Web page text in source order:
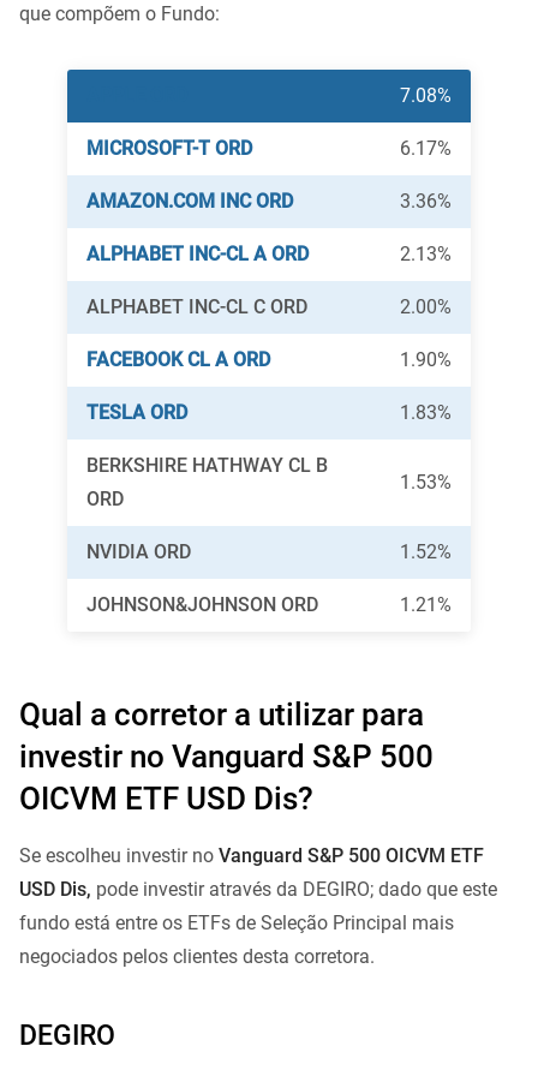
que compõem o Fundo:
7.08%
MICROSOFT-T ORD 6.17%
AMAZON.COM INC ORD 3.36%
ALPHABET INC-CL A ORD 2.13%
ALPHABET INC-CL C ORD 2.00%
FACEBOOK CL A ORD 1.90%
TESLA ORD 1.83%
BERKSHIRE HATHWAY CL B
ORD
1.53%
NVIDIA ORD 1.52%
JOHNSON&JOHNSON ORD 1.21%
Qual a corretor a utilizar para
investir no Vanguard S&P 500
OICVM ETF USD Dis?
Se escolheu investir no Vanguard S&P 500 OICVM ETF
USD Dis, pode investir através da DEGIRO; dado que este
fundo está entre os ETFs de Seleção Principal mais
negociados pelos clientes desta corretora.
DEGIRO